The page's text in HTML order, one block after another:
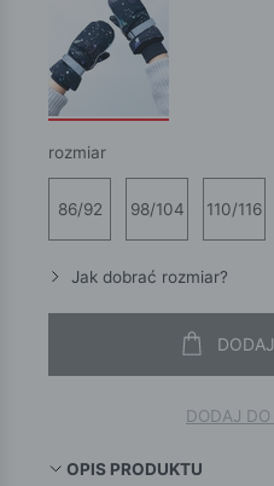
rozmiar
86/92 98/104 110/116
Jak dobrać rozmiar?
DODAJ
OPIS PRODUKTU